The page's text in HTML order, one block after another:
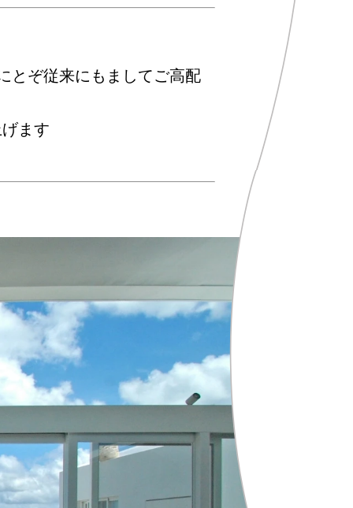
とぞ従来にもましてご高配
ます